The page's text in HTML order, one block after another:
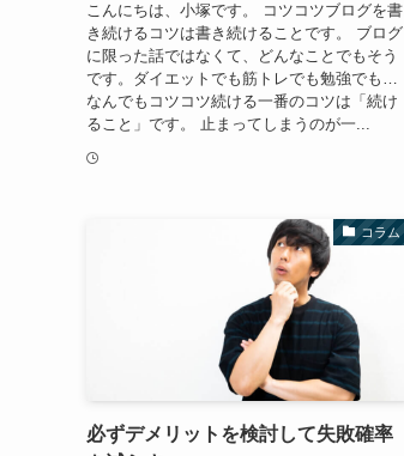
こんにちは、小塚です。 コツコツブログを書
き続けるコツは書き続けることです。 ブログ
に限った話ではなくて、どんなことでもそう
です。ダイエットでも筋トレでも勉強でも…
なんでもコツコツ続ける一番のコツは「続け
ること」です。 止まってしまうのが一...
コラム
必ずデメリットを検討して失敗確率